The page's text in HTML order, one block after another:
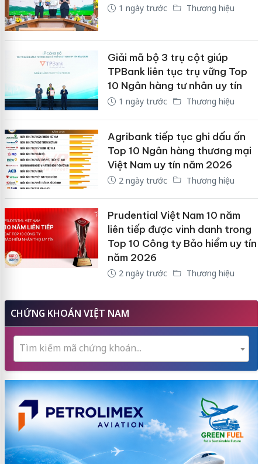
1 ngày trước Thương hiệu
Giải mã bộ 3 trụ cột giúp
TPBank liên tục trụ vững Top
10 Ngân hàng tư nhân uy tín
1 ngày trước Thương hiệu
Agribank tiếp tục ghi dấu ấn
Top 10 Ngân hàng thương mại
Việt Nam uy tín năm 2026
2 ngày trước Thương hiệu
Prudential Việt Nam 10 năm
liên tiếp được vinh danh trong
Top 10 Công ty Bảo hiểm uy tín
năm 2026
2 ngày trước Thương hiệu
CHỨNG KHOÁN VIỆT NAM
Tìm kiếm mã chứng khoán...